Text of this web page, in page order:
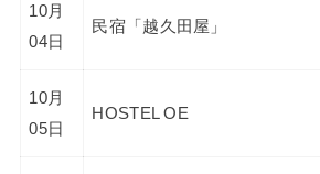
10月
04日
民宿「越久田屋」
10月
05日
HOSTEL OE